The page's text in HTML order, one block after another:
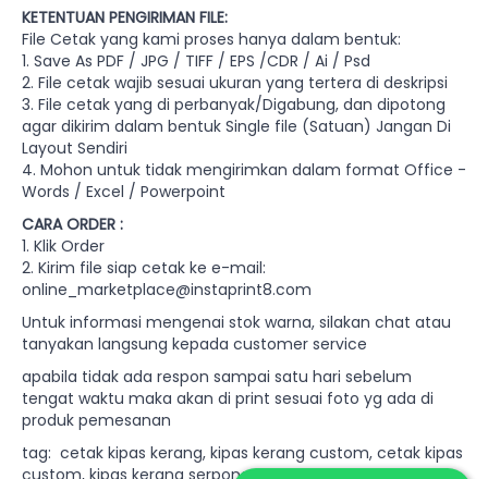
KETENTUAN PENGIRIMAN FILE:
File Cetak yang kami proses hanya dalam bentuk:
1. Save As PDF / JPG / TIFF / EPS /CDR / Ai / Psd
2. File cetak wajib sesuai ukuran yang tertera di deskripsi
3. File cetak yang di perbanyak/Digabung, dan dipotong
agar dikirim dalam bentuk Single file (Satuan) Jangan Di
Layout Sendiri
4. Mohon untuk tidak mengirimkan dalam format Office -
Words / Excel / Powerpoint
CARA ORDER :
1. Klik Order
2. Kirim file siap cetak ke e-mail:
online_marketplace@instaprint8.com
Untuk informasi mengenai stok warna, silakan chat atau
tanyakan langsung kepada customer service
apabila tidak ada respon sampai satu hari sebelum
tengat waktu maka akan di print sesuai foto yg ada di
produk pemesanan
tag: cetak kipas kerang, kipas kerang custom, cetak kipas